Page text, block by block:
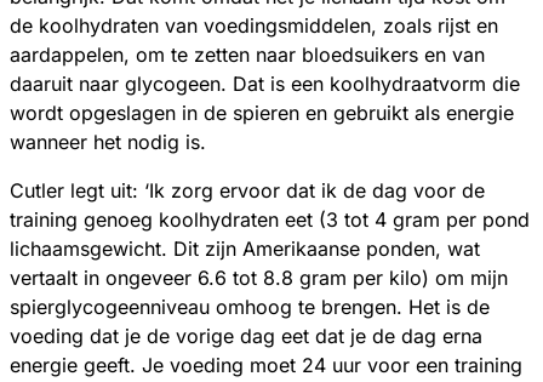
de koolhydraten van voedingsmiddelen, zoals rijst en
aardappelen, om te zetten naar bloedsuikers en van
daaruit naar glycogeen. Dat is een koolhydraatvorm die
wordt opgeslagen in de spieren en gebruikt als energie
wanneer het nodig is.
Cutler legt uit: ‘Ik zorg ervoor dat ik de dag voor de
training genoeg koolhydraten eet (3 tot 4 gram per pond
lichaamsgewicht. Dit zijn Amerikaanse ponden, wat
vertaalt in ongeveer 6.6 tot 8.8 gram per kilo) om mijn
spierglycogeenniveau omhoog te brengen. Het is de
voeding dat je de vorige dag eet dat je de dag erna
energie geeft. Je voeding moet 24 uur voor een training